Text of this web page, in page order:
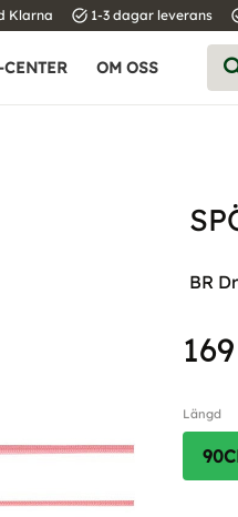
Klarna task_alt 1-3 dagar leverans
CENTER OM OSS
BR
169
Längd